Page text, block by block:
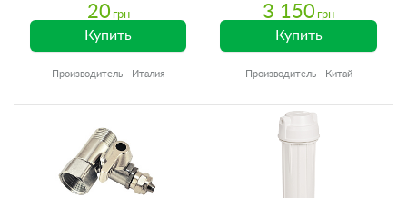
20 грн
Купить
Производитель - Италия
3 150 грн
Купить
Производитель - Китай